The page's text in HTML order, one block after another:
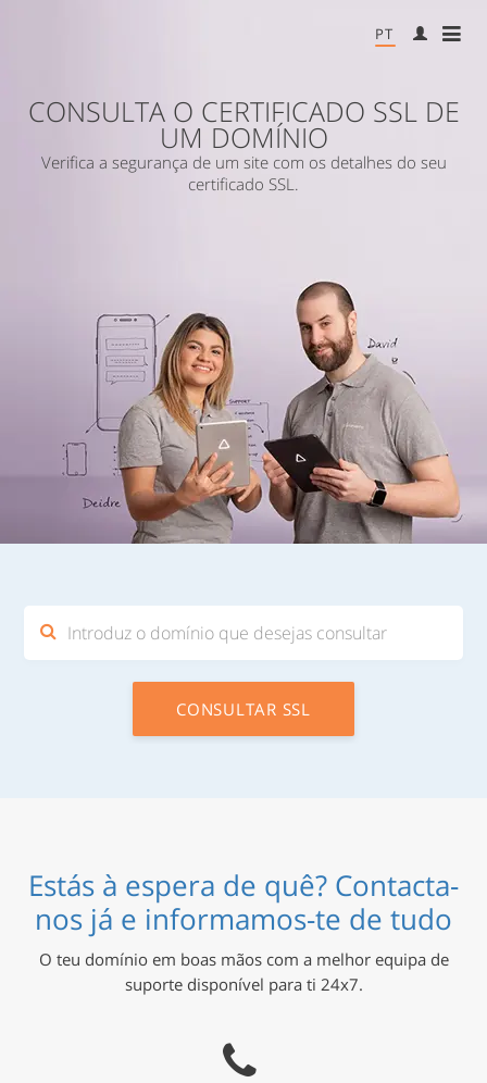
PT
CONSULTA O CERTIFICADO SSL DE
UM DOMÍNIO
Verifica a segurança de um site com os detalhes do seu
certificado SSL.
Introduz
consultar
CONSULTAR SSL
Estás à espera de quê? Contacta-
nos já e informamos-te de tudo
O teu domínio em boas mãos com a melhor equipa de
suporte disponível para ti 24x7.